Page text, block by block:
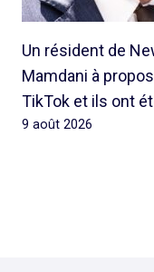
Un résident de
Mamdani à
TikTok et ils ont
9 août 2026